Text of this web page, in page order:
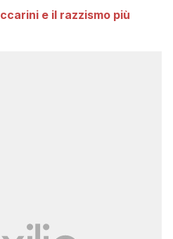
e il razzismo più